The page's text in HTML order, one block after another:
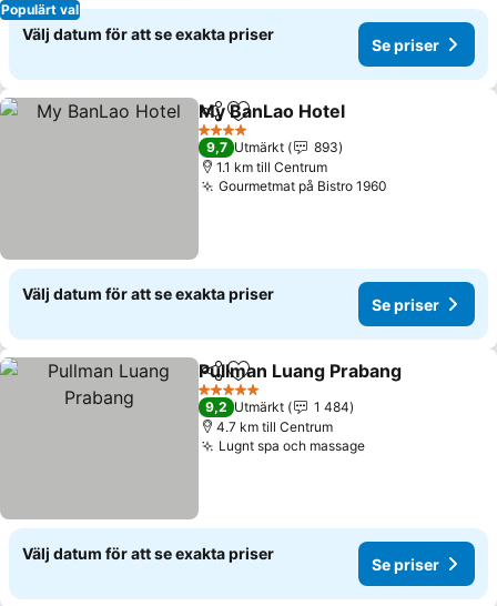
Populärt val
Välj datum för att se exakta priser
Se priser
Dela Lägg till i Mina Favoriter
My BanLao Hotel
4 Stjärnor
9,7 Utmärkt
893
1.1 km till Centrum
Gourmetmat på Bistro 1960
Välj datum för att se exakta priser
Se priser
Dela Lägg till i Mina Favoriter
Pullman Luang Prabang
5 Stjärnor
9,2 Utmärkt
1 484
4.7 km till Centrum
Lugnt spa och massage
Välj datum för att se exakta priser
Se priser